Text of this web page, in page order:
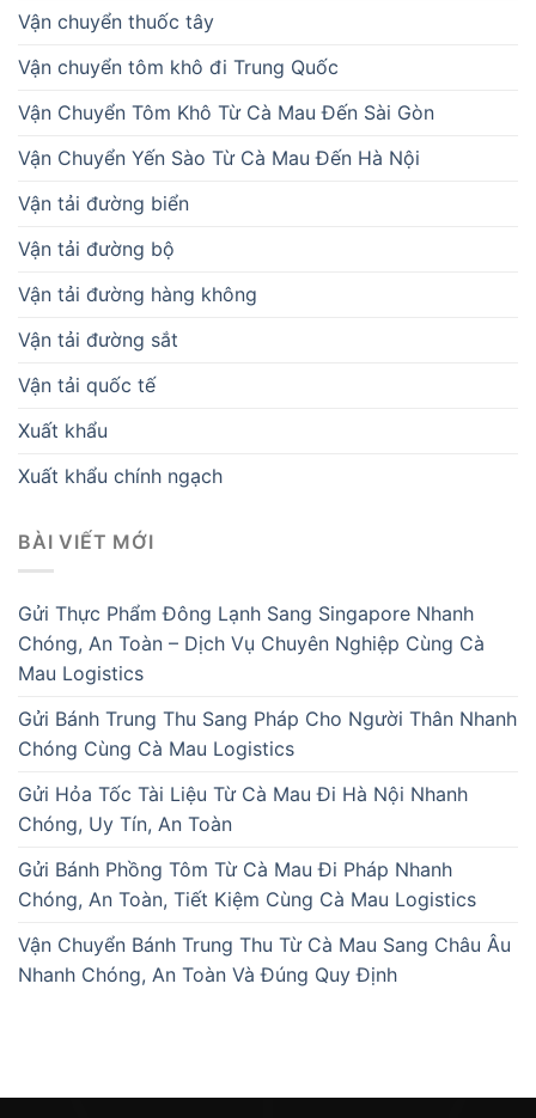
Vận chuyển thuốc tây
Vận chuyển tôm khô đi Trung Quốc
Vận Chuyển Tôm Khô Từ Cà Mau Đến Sài Gòn
Vận Chuyển Yến Sào Từ Cà Mau Đến Hà Nội
Vận tải đường biển
Vận tải đường bộ
Vận tải đường hàng không
Vận tải đường sắt
Vận tải quốc tế
Xuất khẩu
Xuất khẩu chính ngạch
BÀI VIẾT MỚI
Gửi Thực Phẩm Đông Lạnh Sang Singapore Nhanh
Chóng, An Toàn – Dịch Vụ Chuyên Nghiệp Cùng Cà
Mau Logistics
Gửi Bánh Trung Thu Sang Pháp Cho Người Thân Nhanh
Chóng Cùng Cà Mau Logistics
Gửi Hỏa Tốc Tài Liệu Từ Cà Mau Đi Hà Nội Nhanh
Chóng, Uy Tín, An Toàn
Gửi Bánh Phồng Tôm Từ Cà Mau Đi Pháp Nhanh
Chóng, An Toàn, Tiết Kiệm Cùng Cà Mau Logistics
Vận Chuyển Bánh Trung Thu Từ Cà Mau Sang Châu Âu
Nhanh Chóng, An Toàn Và Đúng Quy Định